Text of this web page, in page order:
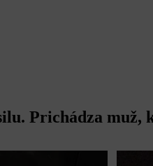
Prichádza muž,